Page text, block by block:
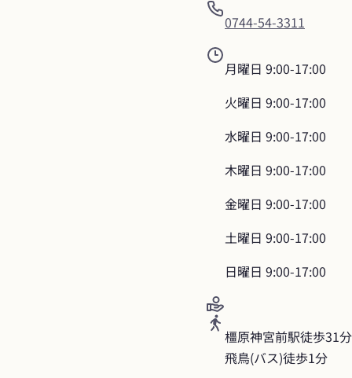
0744-54-3311
月曜日 9:00-17:00
火曜日 9:00-17:00
水曜日 9:00-17:00
木曜日 9:00-17:00
金曜日 9:00-17:00
土曜日 9:00-17:00
日曜日 9:00-17:00
橿原神宮前駅徒歩31分
飛鳥(バス)徒歩1分